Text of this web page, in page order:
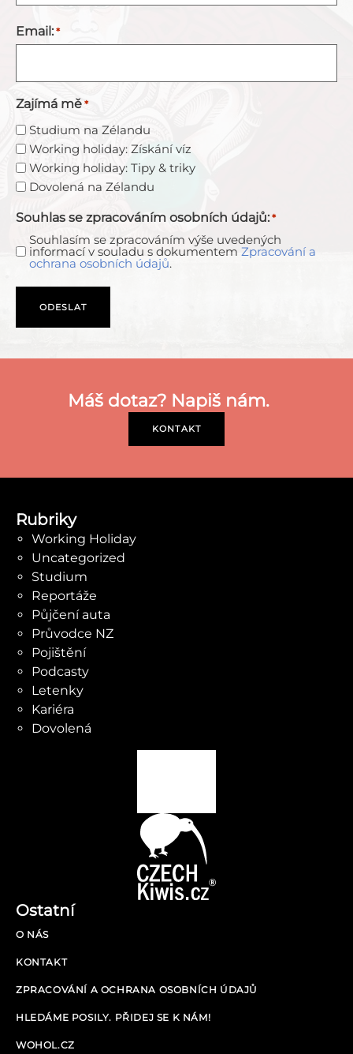
Email: *
Zajímá mě *
Studium na Zélandu
Working holiday: Získání víz
Working holiday: Tipy & triky
Dovolená na Zélandu
Souhlas se zpracováním osobních údajů: *
Souhlasím se zpracováním výše uvedených
informací v souladu s dokumentem Zpracování a
ochrana osobních údajů.
Máš dotaz? Napiš nám.
KONTAKT
Rubriky
Working Holiday
Uncategorized
Studium
Reportáže
Půjčení auta
Průvodce NZ
Pojištění
Podcasty
Letenky
Kariéra
Dovolená
Ostatní
O NÁS
KONTAKT
ZPRACOVÁNÍ A OCHRANA OSOBNÍCH ÚDAJŮ
HLEDÁME POSILY. PŘIDEJ SE K NÁM!
WOHOL.CZ